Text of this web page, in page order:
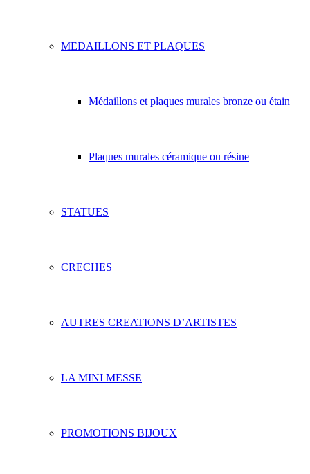
MEDAILLONS ET PLAQUES
Médaillons et plaques murales bronze ou étain
Plaques murales céramique ou résine
STATUES
CRECHES
AUTRES CREATIONS D’ARTISTES
LA MINI MESSE
PROMOTIONS BIJOUX